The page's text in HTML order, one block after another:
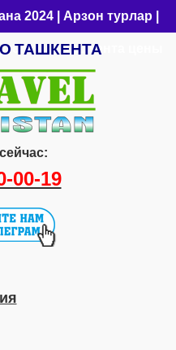
2024 | Арзон турлар |
из Ташкента цены
ТАШКЕНТА
00-19